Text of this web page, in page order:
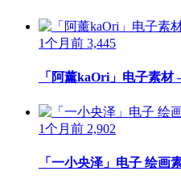
1个月前 3,445
「阿薰kaOri」电子素材
1个月前 2,902
「一小央泽」电子 绘画